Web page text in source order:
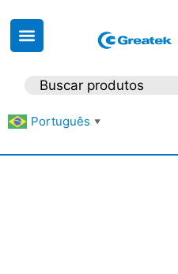
Português ▼